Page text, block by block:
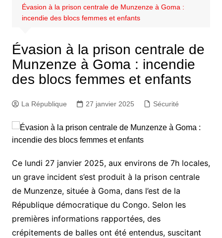
Évasion à la prison centrale de Munzenze à Goma :
incendie des blocs femmes et enfants
Évasion à la prison centrale de
Munzenze à Goma : incendie
des blocs femmes et enfants
La République 27 janvier 2025 Sécurité
Ce lundi 27 janvier 2025, aux environs de 7h locales,
un grave incident s’est produit à la prison centrale
de Munzenze, située à Goma, dans l’est de la
République démocratique du Congo. Selon les
premières informations rapportées, des
crépitements de balles ont été entendus, suscitant